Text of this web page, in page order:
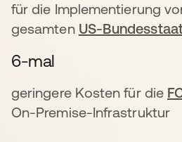
für die Implementierung
gesamten US-
6-mal
geringere Kosten für die
On-Premise-Infrastruktur